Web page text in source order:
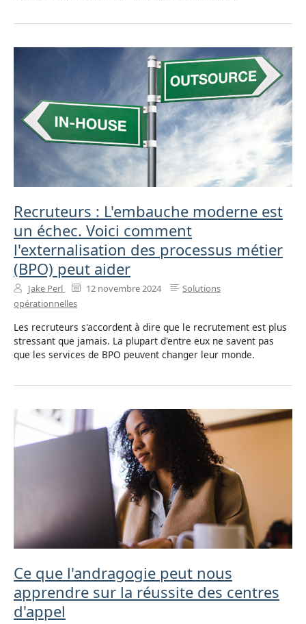
Recruteurs : L'embauche moderne est
un échec. Voici comment
l'externalisation des processus métier
(BPO) peut aider
Jake Perl 12 novembre 2024
Solutions
opérationnelles
Les recruteurs s'accordent à dire que le recrutement est plus
stressant que jamais. La plupart d'entre eux ne savent pas
que les services de BPO peuvent changer leur monde.
Ce que l'andragogie peut nous
apprendre sur la réussite des centres
d'appel